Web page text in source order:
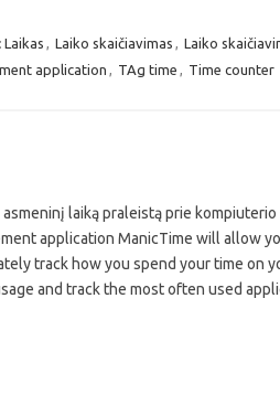
Laikas , Laiko skaičiavimas , Laiko
application , TAg time , Time counter
laiką praleistą prie
application ManicTime will allow
track how you spend your time on
and track the most often used